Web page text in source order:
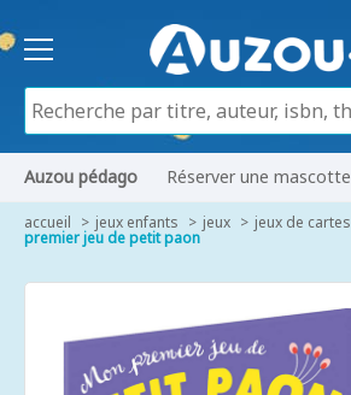
Auzou pédago Réserver une mascotte
accueil jeux enfants jeux jeux de cartes
premier jeu de petit paon